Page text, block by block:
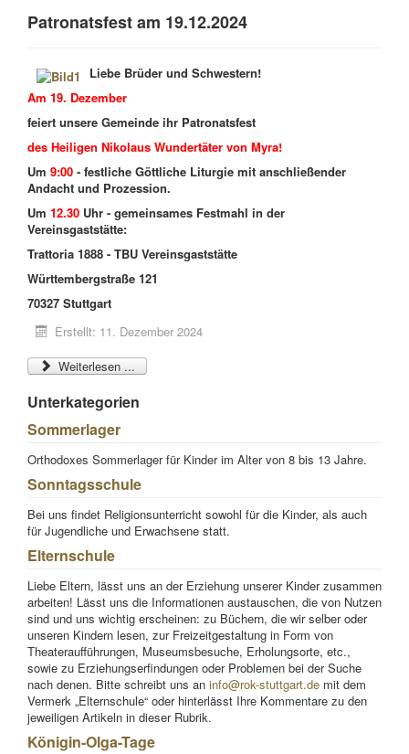
Patronatsfest am 19.12.2024
Liebe Brüder und Schwestern!
Am 19. Dezember
feiert unsere Gemeinde ihr Patronatsfest
des Heiligen Nikolaus Wundertäter von Myra!
Um 9:00 - festliche Göttliche Liturgie mit anschließender
Andacht und Prozession.
Um 12.30 Uhr - gemeinsames Festmahl in der
Vereinsgaststätte:
Trattoria 1888 - TBU Vereinsgaststätte
Württembergstraße 121
70327 Stuttgart
Erstellt: 11. Dezember 2024
Weiterlesen ...
Unterkategorien
Sommerlager
Orthodoxes Sommerlager für Kinder im Alter von 8 bis 13 Jahre.
Sonntagsschule
Bei uns findet Religionsunterricht sowohl für die Kinder, als auch
für Jugendliche und Erwachsene statt.
Elternschule
Liebe Eltern, lässt uns an der Erziehung unserer Kinder zusammen
arbeiten! Lässt uns die Informationen austauschen, die von Nutzen
sind und uns wichtig erscheinen: zu Büchern, die wir selber oder
unseren Kindern lesen, zur Freizeitgestaltung in Form von
Theateraufführungen, Museumsbesuche, Erholungsorte, etc.,
sowie zu Erziehungserfindungen oder Problemen bei der Suche
nach denen. Bitte schreibt uns an info@rok-stuttgart.de mit dem
Vermerk „Elternschule“ oder hinterlässt Ihre Kommentare zu den
jeweiligen Artikeln in dieser Rubrik.
Königin-Olga-Tage